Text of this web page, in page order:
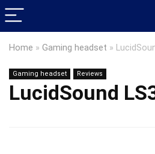
Home » Gaming headset »
Gaming headset Reviews
LucidSound